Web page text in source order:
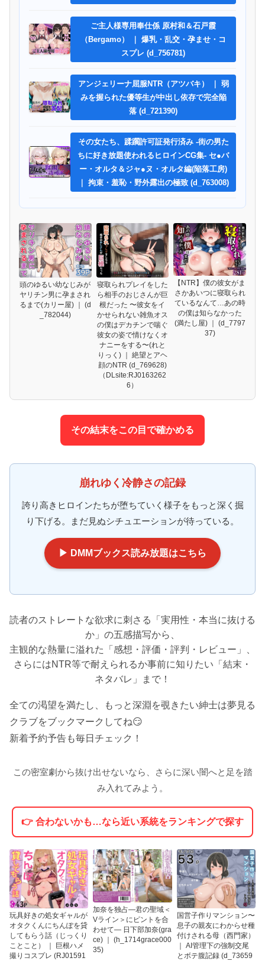
ご主人様専用奉仕係 原村和＆石戸霞
（Bergamo） ｜ 爆乳・乱交・孕ませ・コ
スプレ (d_756781)
アンジェリーナ屈服NTR（アツバキ） ｜ 弱
みを握られた優等生が中出し依存で完全陥
落 (d_721390)
その女たち、蹂躙許可証発行済み -街の男た
ちに好き放題使われるヒロインCG集- セ●バ
ー・オルタ＆ジャ●ヌ・オルタ編(陥落工房)
｜ 拘束・羞恥・野外露出の極致 (d_763008)
頭のゆるい幼なじみが
ヤリチン男に孕まされ
るまで(カリー屋) ｜ (d
_782044)
寝取られプレイをした
ら相手のおじさんが巨
根だった 〜彼女をイ
かせられない雑魚オス
の僕はデカチンで喘ぐ
彼女の姿で情けなくオ
ナニーをする〜(れと
りっく) ｜ 絶望とアヘ
顔のNTR (d_769628)
（DLsite:RJ0163262
6）
【NTR】僕の彼女がま
さかあいつに寝取られ
ているなんて…あの時
の僕は知らなかった
(満たし屋) ｜ (d_7797
37)
その結末をこの目で確かめる
崩れゆく冷静さの記録
誇り高きヒロインたちが堕ちていく様子をもっと深く掘
り下げる。まだ見ぬシチュエーションが待っている。
▶ DMMブックス読み放題はこちら
読者のストレートな欲求に刺さる「実用性・本当に抜ける
か」の五感描写から、
主観的な熱量に溢れた「感想・評価・評判・レビュー」、
さらにはNTR等で耐えられるか事前に知りたい「結末・
ネタバレ」まで！
全ての渇望を満たし、もっと深淵を覗きたい紳士は夢見る
クラブをブックマークしてね😏
新着予約予告も毎日チェック！
この密室劇から抜け出せないなら、さらに深い闇へと足を踏
み入れてみよう。
👉 合わないかも…なら近い系統をランキングで探す
玩具好きの処女ギャルが
オタクくんにちんぽを貸
してもらう話（じっくり
ことこと） ｜ 巨根ハメ
撮りコスプレ (RJ01591
加奈を独占―君の聖域＜
Vライン＞にピントを合
わせて― 日下部加奈(gra
ce) ｜ (h_1714grace000
35)
国営子作りマンション〜
息子の親友にわからせ種
付けされる母（西門家）
｜ AI管理下の強制交尾
とボテ腹記録 (d_73659